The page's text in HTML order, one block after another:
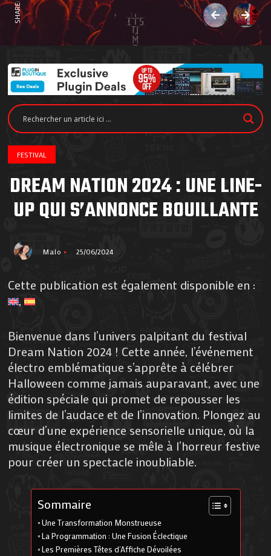
SHARE:
FESTIVAL
DREAM NATION 2024 : UNE LINE-
UP QUI S’ANNONCE BOUILLANTE
Malo 25/06/2024
Cette publication est également disponible en :
Bienvenue dans l’univers palpitant du festival
Dream Nation 2024 ! Cette année, l’événement
électro emblématique s’apprête à célébrer
Halloween comme jamais auparavant, avec une
édition spéciale qui promet de repousser les
limites de l’audace et de l’innovation. Plongez au
cœur d’une expérience sensorielle unique, où la
musique électronique se mêle à l’horreur festive
pour créer un spectacle inoubliable.
Sommaire
Une Transformation Monstrueuse
La Programmation : Une Fusion Éclectique
Les Premières Têtes d’Affiche Dévoilées